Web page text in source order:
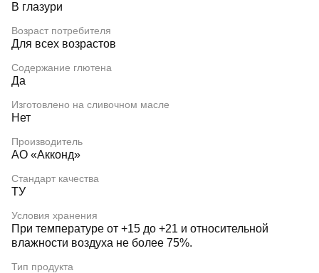
В глазури
Возраст потребителя
Для всех возрастов
Содержание глютена
Да
Изготовлено на сливочном масле
Нет
Производитель
АО «Акконд»
Стандарт качества
ТУ
Условия хранения
При температуре от +15 до +21 и относительной
влажности воздуха не более 75%.
Тип продукта